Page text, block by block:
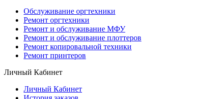
Обслуживание оргтехники
Ремонт оргтехники
Ремонт и обслуживание МФУ
Ремонт и обслуживание плоттеров
Ремонт копировальной техники
Ремонт принтеров
Личный Кабинет
Личный Кабинет